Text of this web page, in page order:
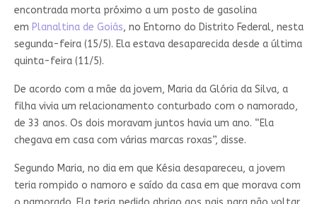
encontrada morta próximo a um posto de gasolina
em Planaltina de Goiás, no Entorno do Distrito Federal, nesta
segunda-feira (15/5). Ela estava desaparecida desde a última
quinta-feira (11/5).
De acordo com a mãe da jovem, Maria da Glória da Silva, a
filha vivia um relacionamento conturbado com o namorado,
de 33 anos. Os dois moravam juntos havia um ano. “Ela
chegava em casa com várias marcas roxas”, disse.
Segundo Maria, no dia em que Késia desapareceu, a jovem
teria rompido o namoro e saído da casa em que morava com